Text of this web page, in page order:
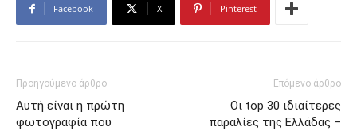
Facebook X Pinterest
Προηγούμενο άρθρο
Αυτή είναι η πρώτη
φωτογραφία που
Επόμενο άρθρο
Οι top 30 ιδιαίτερες
παραλίες της Ελλάδας –